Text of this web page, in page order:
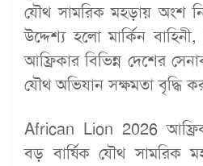
যৌথ সামরিক মহড়ায় অংশ
উদ্দেশ্য হলো মার্কিন
আফ্রিকার বিভিন্ন দেশের
যৌথ অভিযান সক্ষমতা বৃদ্ধি
African Lion 2026
বড় বার্ষিক যৌথ সামরিক